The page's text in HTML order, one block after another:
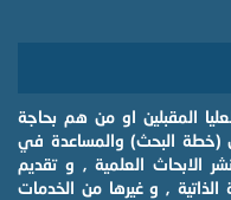
المقبلين او من هم بحاجة
(خطة البحث) والمساعدة في
الابحاث العلمية , و تقديم
, و غيرها من الخدمات